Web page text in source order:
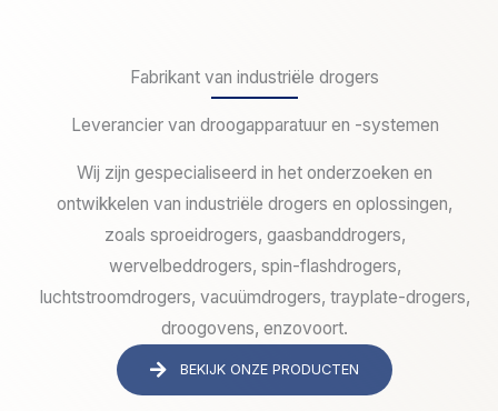
Fabrikant van industriële drogers
Leverancier van droogapparatuur en -systemen
Wij zijn gespecialiseerd in het onderzoeken en
ontwikkelen van industriële drogers en oplossingen,
zoals sproeidrogers, gaasbanddrogers,
wervelbeddrogers, spin-flashdrogers,
luchtstroomdrogers, vacuümdrogers, trayplate-drogers,
droogovens, enzovoort.
BEKIJK ONZE PRODUCTEN